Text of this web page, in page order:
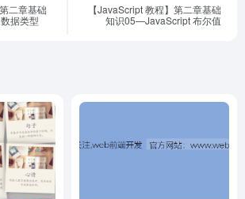
二章基础
据类型
【JavaScript 教程】第二章基础
知识05—JavaScript 布尔值